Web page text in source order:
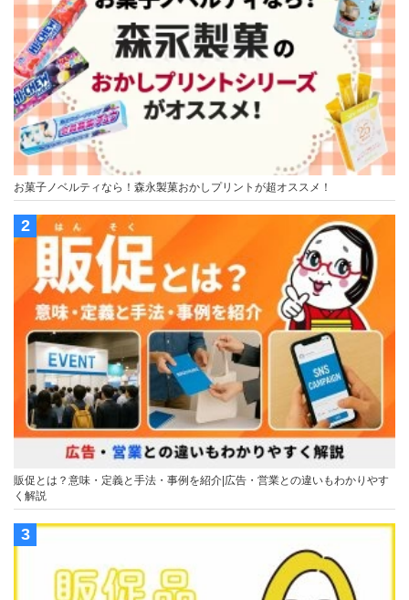
お菓子ノベルティなら！森永製菓おかしプリントが超オススメ！
販促とは？意味・定義と手法・事例を紹介|広告・営業との違いもわかりやす
く解説